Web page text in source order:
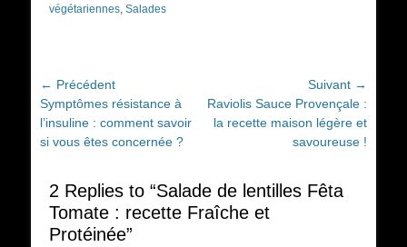
végétariennes, Salades
Navigation
de
l’article
← Précédent
Article
précédent :
Symptômes résistance à
l’insuline : comment savoir
si vous êtes concernée ?
Suivant →
Article
suivant :
Raviolis Sauce Provençale :
la recette maison légère et
savoureuse !
2 Replies to “Salade de lentilles Fêta
Tomate : recette Fraîche et
Protéinée”